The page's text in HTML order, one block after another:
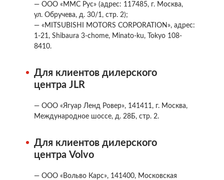
— ООО «ММС Рус» (адрес: 117485, г. Москва,
ул. Обручева, д. 30/1, стр. 2);
— «MITSUBISHI MOTORS CORPORATION», адрес:
1-21, Shibaura 3-chome, Minato-ku, Tokyo 108-
8410.
Для клиентов дилерского
центра JLR
— ООО «Ягуар Ленд Ровер», 141411, г. Москва,
Международное шоссе, д. 28Б, стр. 2.
Для клиентов дилерского
центра Volvo
— ООО «Вольво Карс», 141400, Московская